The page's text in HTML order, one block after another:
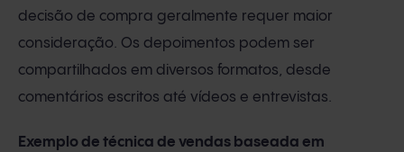
decisão de compra geralmente requer maior
consideração. Os depoimentos podem ser
compartilhados em diversos formatos, desde
comentários escritos até vídeos e entrevistas.
Exemplo de técnica de vendas baseada em